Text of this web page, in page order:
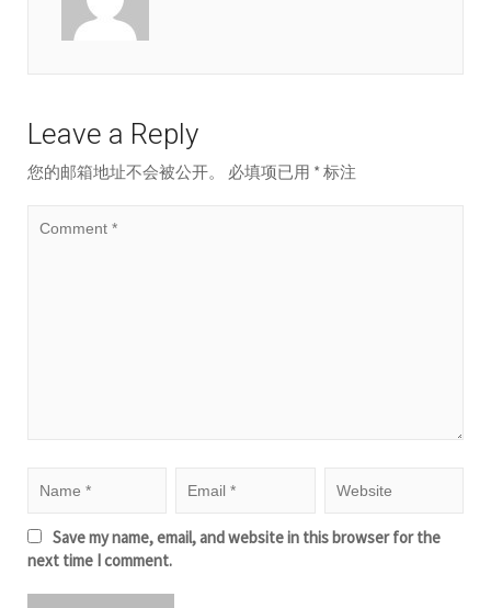
Leave a Reply
您的邮箱地址不会被公开。 必填项已用 *标注
Save my name, email, and website in this browser for the
next time I comment.